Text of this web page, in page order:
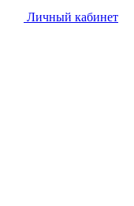
Личный кабинет